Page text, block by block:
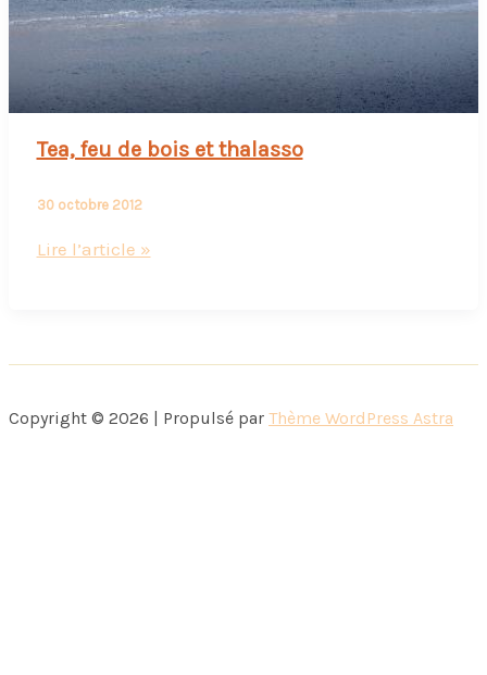
Tea, feu de bois et thalasso
30 octobre 2012
Tea,
et
Lire l’article »
Copyright © 2026 | Propulsé par Thème WordPress Astra